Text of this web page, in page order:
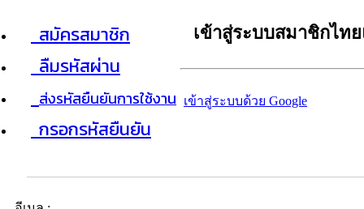
สมัครสมาชิก
ลืมรหัสผ่าน
ส่งรหัสยืนยันการใช้งาน
กรอกรหัสยืนยัน
เข้าสู่ระบบสมาชิกไท
เข้าสู่ระบบด้วย Google